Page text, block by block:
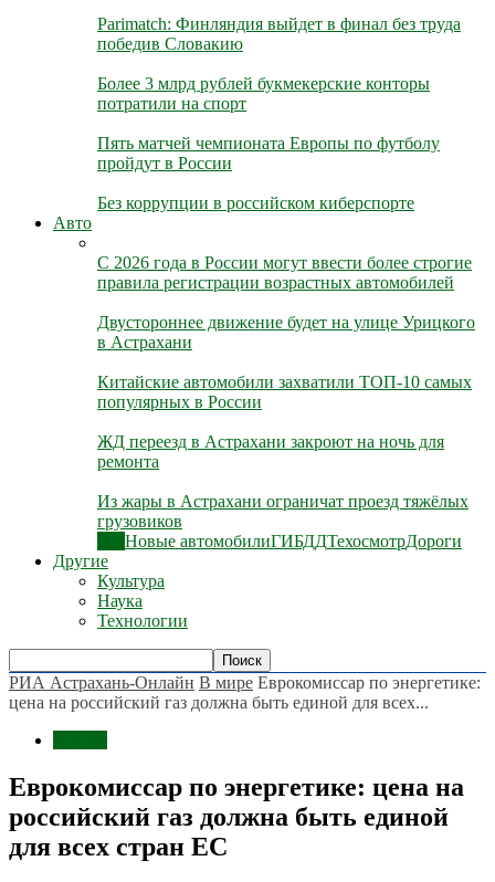
Parimatch: Финляндия выйдет в финал без труда
победив Словакию
Более 3 млрд рублей букмекерские конторы
потратили на спорт
Пять матчей чемпионата Европы по футболу
пройдут в России
Без коррупции в российском киберспорте
Авто
С 2026 года в России могут ввести более строгие
правила регистрации возрастных автомобилей
Двустороннее движение будет на улице Урицкого
в Астрахани
Китайские автомобили захватили ТОП-10 самых
популярных в России
ЖД переезд в Астрахани закроют на ночь для
ремонта
Из жары в Астрахани ограничат проезд тяжёлых
грузовиков
Новые автомобилиГИБДДТехосмотрДороги
Другие
Культура
Наука
Технологии
РИА Астрахань-Онлайн В мире Еврокомиссар по энергетике:
цена на российский газ должна быть единой для всех...
Еврокомиссар по энергетике: цена на
российский газ должна быть единой
для всех стран ЕС